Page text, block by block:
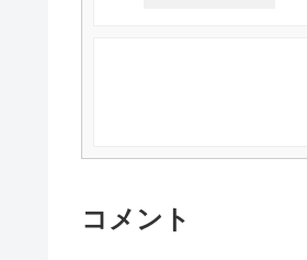
コメント